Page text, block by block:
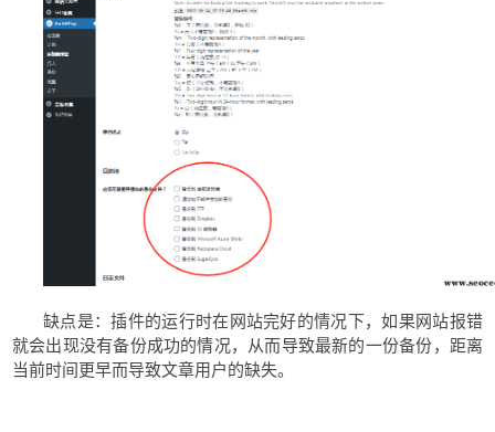
缺点是：插件的运行时在网站完好的情况下，如果网站报错
就会出现没有备份成功的情况，从而导致最新的一份备份，距离
当前时间更早而导致文章用户的缺失。